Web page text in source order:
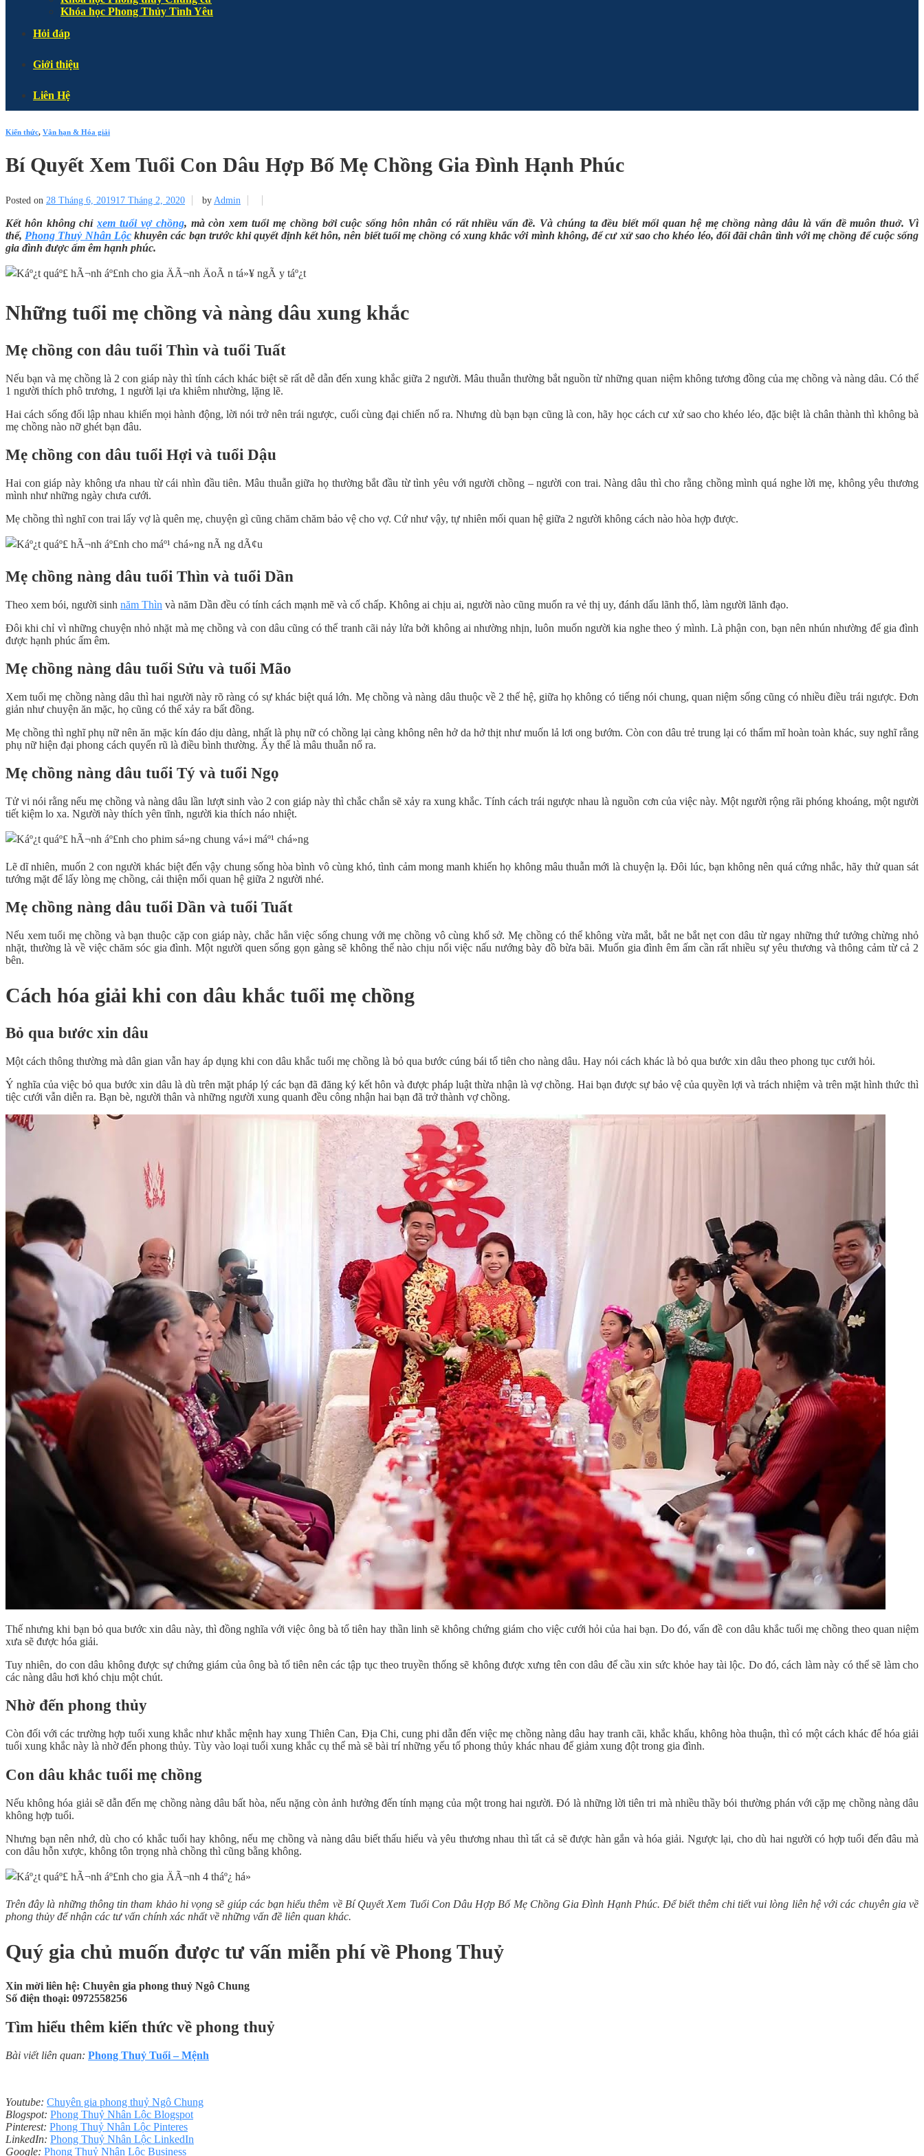
Khóa học Phong Thủy Tình Yêu
Hỏi đáp
Giới thiệu
Liên Hệ
Kiến thức, Vận hạn & Hóa giải
Bí Quyết Xem Tuổi Con Dâu Hợp Bố Mẹ Chồng Gia Đình Hạnh Phúc
Posted on 28 Tháng 6, 201917 Tháng 2, 2020 by Admin
Kết hôn không chỉxem tuổi vợ chồng, mà còn xem tuổi mẹ chồng bởi cuộc sống hôn nhân có rất nhiều vấn đề. Và chúng ta đều biết mối quan hệ mẹ chồng nàng dâu là vấn đề muôn thuở. Vì
thế, Phong Thuỷ Nhân Lộckhuyên các bạn trước khi quyết định kết hôn, nên biết tuổi mẹ chồng có xung khắc với mình không, để cư xử sao cho khéo léo, đối đãi chân tình với mẹ chồng để cuộc sống
gia đình được ấm êm hạnh phúc.
Những tuổi mẹ chồng và nàng dâu xung khắc
Mẹ chồng con dâu tuổi Thìn và tuổi Tuất
Nếu bạn và mẹ chồng là 2con giáp này thì tính cách khác biệt sẽ rất dễ dẫn đến xung khắc giữa 2 người. Mâu thuẫn thường bắt nguồn từ những quan niệm không tương đồng của mẹ chồng và nàng dâu. Có thể
1 người thích phô trương, 1 người lại ưa khiêm nhường, lặng lẽ.
Hai cách sống đối lập nhau khiến mọi hành động, lời nói trở nên trái ngược, cuối cùng đại chiến nổ ra. Nhưng dù bạn bạn cũng là con, hãy học cách cư xử sao cho khéo léo, đặc biệt là chân thành thì không bà
mẹ chồng nào nỡ ghét bạn đâu.
Mẹ chồng con dâu tuổi Hợi và tuổi Dậu
Hai con giáp này không ưa nhau từ cái nhìn đầu tiên. Mâu thuẫn giữa họ thường bắt đầu từ tình yêu với người chồng – người con trai. Nàng dâu thì cho rằng chồng mình quá nghe lời mẹ, không yêu thương
mình như những ngày chưa cưới.
Mẹ chồng thì nghĩ con trai lấy vợ là quên mẹ, chuyện gì cũng chăm chăm bảo vệ cho vợ. Cứ như vậy, tự nhiên mối quan hệ giữa 2 người không cách nào hòa hợp được.
Mẹ chồng nàng dâu tuổi Thìn và tuổi Dần
Theo xem bói, người sinh năm Thìn và năm Dần đều có tính cách mạnh mẽ và cố chấp. Không ai chịu ai, người nào cũng muốn ra vẻ thị uy, đánh dấu lãnh thổ, làm người lãnh đạo.
Đôi khi chỉ vì những chuyện nhỏ nhặt mà mẹ chồng và con dâu cũng có thể tranh cãi nảy lửa bởi không ai nhường nhịn, luôn muốn người kia nghe theo ý mình. Là phận con, bạn nên nhún nhường để gia đình
được hạnh phúc ấm êm.
Mẹ chồng nàng dâu tuổi Sửu và tuổi Mão
Xem tuổi mẹ chồng nàng dâu thì hai người này rõ ràng có sự khác biệt quá lớn. Mẹ chồng và nàng dâu thuộc về 2 thế hệ, giữa họ không có tiếng nói chung, quan niệm sống cũng có nhiều điều trái ngược. Đơn
giản như chuyện ăn mặc, họ cũng có thể xảy ra bất đồng.
Mẹ chồng thì nghĩ phụ nữ nên ăn mặc kín đáo dịu dàng, nhất là phụ nữ có chồng lại càng không nên hở da hở thịt như muốn lả lơi ong bướm. Còn con dâu trẻ trung lại có thẩm mĩ hoàn toàn khác, suy nghĩ rằng
phụ nữ hiện đại phong cách quyến rũ là điều bình thường. Ấy thế là mâu thuẫn nổ ra.
Mẹ chồng nàng dâu tuổi Tý và tuổi Ngọ
Tử vi nói rằng nếu mẹ chồng và nàng dâu lần lượt sinh vào 2 con giáp này thì chắc chắn sẽ xảy ra xung khắc. Tính cách trái ngược nhau là nguồn cơn của việc này. Một người rộng rãi phóng khoáng, một người
tiết kiệm lo xa. Người này thích yên tĩnh, người kia thích náo nhiệt.
Lẽ dĩ nhiên, muốn 2 con người khác biệt đến vậy chung sống hòa bình vô cùng khó, tình cảm mong manh khiến họ không mâu thuẫn mới là chuyện lạ. Đôi lúc, bạn không nên quá cứng nhắc, hãy thử quan sát
tướng mặt để lấy lòng mẹ chồng, cải thiện mối quan hệ giữa 2 người nhé.
Mẹ chồng nàng dâu tuổi Dần và tuổi Tuất
Nếu xem tuổi mẹ chồng và bạn thuộc cặp con giáp này, chắc hẳn việc sống chung với mẹ chồng vô cùng khổ sở. Mẹ chồng có thể không vừa mắt, bắt ne bắt nẹt con dâu từ ngay những thứ tưởng chừng nhỏ
nhặt, thường là về việc chăm sóc gia đình. Một người quen sống gọn gàng sẽ không thể nào chịu nổi việc nấu nướng bày đồ bừa bãi. Muốn gia đình êm ấm cần rất nhiều sự yêu thương và thông cảm từ cả 2
bên.
Cách hóa giải khi con dâu khắc tuổi mẹ chồng
Bỏ qua bước xin dâu
Một cách thông thường mà dân gian vẫn hay áp dụng khi con dâu khắc tuổi mẹ chồng là bỏ qua bước cúng bái tổ tiên cho nàng dâu. Hay nói cách khác là bỏ qua bước xin dâu theo phong tục cưới hỏi.
Ý nghĩa của việc bỏ qua bước xin dâu là dù trên mặt pháp lý các bạn đã đăng ký kết hôn và được pháp luật thừa nhận là vợ chồng. Hai bạn được sự bảo vệ của quyền lợi và trách nhiệm và trên mặt hình thức thì
tiệc cưới vẫn diễn ra. Bạn bè, người thân và những người xung quanh đều công nhận hai bạn đã trở thành vợ chồng.
Thế nhưng khi bạn bỏ qua bước xin dâu này, thì đồng nghĩa với việc ông bà tổ tiên hay thần linh sẽ không chứng giám cho việc cưới hỏi của hai bạn. Do đó, vấn đề con dâu khắc tuổi mẹ chồng theo quan niệm
xưa sẽ được hóa giải.
Tuy nhiên, do con dâu không được sự chứng giám của ông bà tổ tiên nên các tập tục theo truyền thống sẽ không được xưng tên con dâu để cầu xin sức khỏe hay tài lộc. Do đó, cách làm này có thể sẽ làm cho
các nàng dâu hơi khó chịu một chút.
Nhờ đến phong thủy
Còn đối với các trường hợp tuổi xung khắc như khắc mệnh hay xung Thiên Can, Địa Chi, cung phi dẫn đến việc mẹ chồng nàng dâu hay tranh cãi, khắc khẩu, không hòa thuận, thì có một cách khác để hóa giải
tuổi xung khắc này là nhờ đến phong thủy. Tùy vào loại tuổi xung khắc cụ thể mà sẽ bài trí những yếu tố phong thủy khác nhau để giảm xung đột trong gia đình.
Con dâu khắc tuổi mẹ chồng
Nếu không hóa giải sẽ dẫn đến mẹ chồng nàng dâu bất hòa, nếu nặng còn ảnh hưởng đến tính mạng của một trong hai người. Đó là những lời tiên tri mà nhiều thầy bói thường phán với cặp mẹ chồng nàng dâu
không hợp tuổi.
Nhưng bạn nên nhớ, dù cho có khắc tuổi hay không, nếu mẹ chồng và nàng dâu biết thấu hiểu và yêu thương nhau thì tất cả sẽ được hàn gắn và hóa giải. Ngược lại, cho dù hai người có hợp tuổi đến đâu mà
con dâu hỗn xược, không tôn trọng nhà chồng thì cũng bằng không.
Trên đây là những thông tin tham khảo hi vọng sẽ giúp các bạn hiểu thêm về Bí Quyết Xem Tuổi Con Dâu Hợp Bố Mẹ Chồng Gia Đình Hạnh Phúc. Để biết thêm chi tiết vui lòng liên hệ với các chuyên gia về
phong thủy để nhận các tư vấn chính xác nhất về những vấn đề liên quan khác.
Quý gia chủ muốn được tư vấn miễn phí về Phong Thuỷ
Xin mời liên hệ: Chuyên gia phong thuỷ Ngô Chung
Số điện thoại: 0972558256
Tìm hiểu thêm kiến thức về phong thuỷ
Bài viết liên quan: Phong Thuỷ Tuổi – Mệnh
Youtube: Chuyên gia phong thuỷ Ngô Chung
Blogspot: Phong Thuỷ Nhân Lộc Blogspot
Pinterest: Phong Thuỷ Nhân Lộc Pinteres
LinkedIn: Phong Thuỷ Nhân Lộc LinkedIn
Google: Phong Thuỷ Nhân Lộc Business